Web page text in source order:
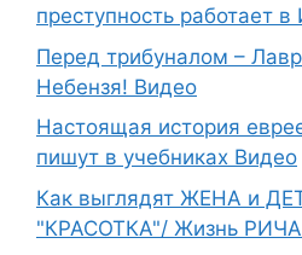
преступность работает
Перед трибуналом –
Небензя! Видео
Настоящая история
пишут в учебниках Видео
Как выглядят ЖЕНА и
"КРАСОТКА"/ Жизнь